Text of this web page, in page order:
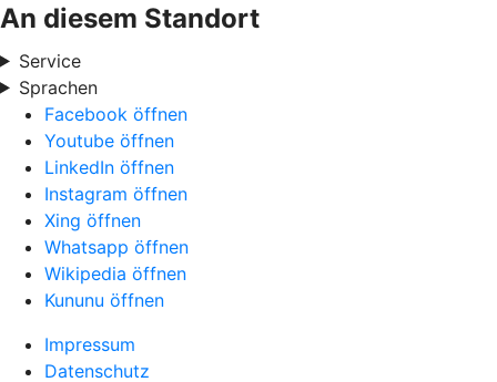
An diesem Standort
Service
Sprachen
Facebook öffnen
Youtube öffnen
LinkedIn öffnen
Instagram öffnen
Xing öffnen
Whatsapp öffnen
Wikipedia öffnen
Kununu öffnen
Impressum
Datenschutz